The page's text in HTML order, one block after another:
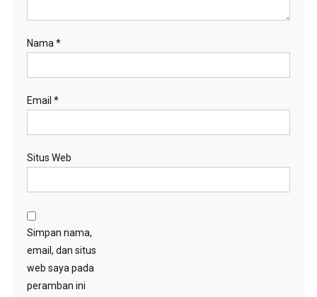
Nama*
Email *
Situs Web
Simpan nama,
email, dan situs
web saya pada
peramban ini